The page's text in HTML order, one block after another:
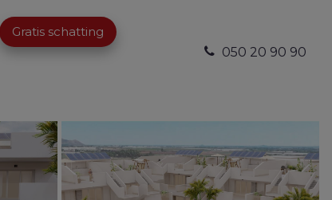
Gratis schatting
050 20 90 90